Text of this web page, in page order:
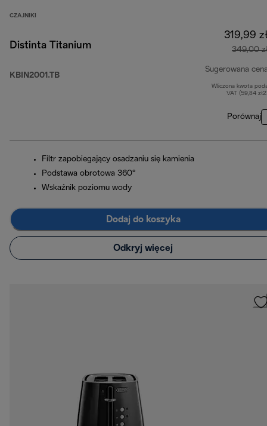
CZAJNIKI
Distinta Titanium
KBIN2001.TB
319,99
349,00
Sugerowana
Wliczona kwota
VAT (59,84
Porównaj
Filtr zapobiegający osadzaniu się kamienia
Podstawa obrotowa 360°
Wskaźnik poziomu wody
Dodaj do koszyka
Odkryj więcej